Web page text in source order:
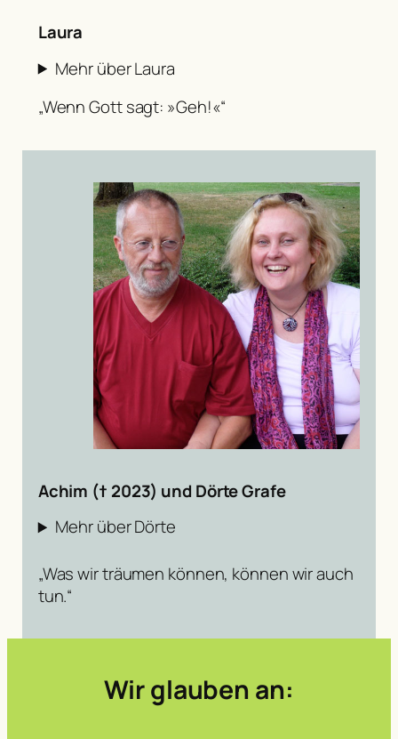
Laura
Mehr über Laura
„Wenn Gott sagt: »Geh!«“
Achim († 2023) und Dörte Grafe
Mehr über Dörte
„Was wir träumen können, können wir auch
tun.“
Wir glauben an: